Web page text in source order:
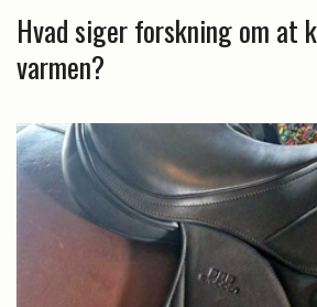
Hvad siger forskning om at
varmen?